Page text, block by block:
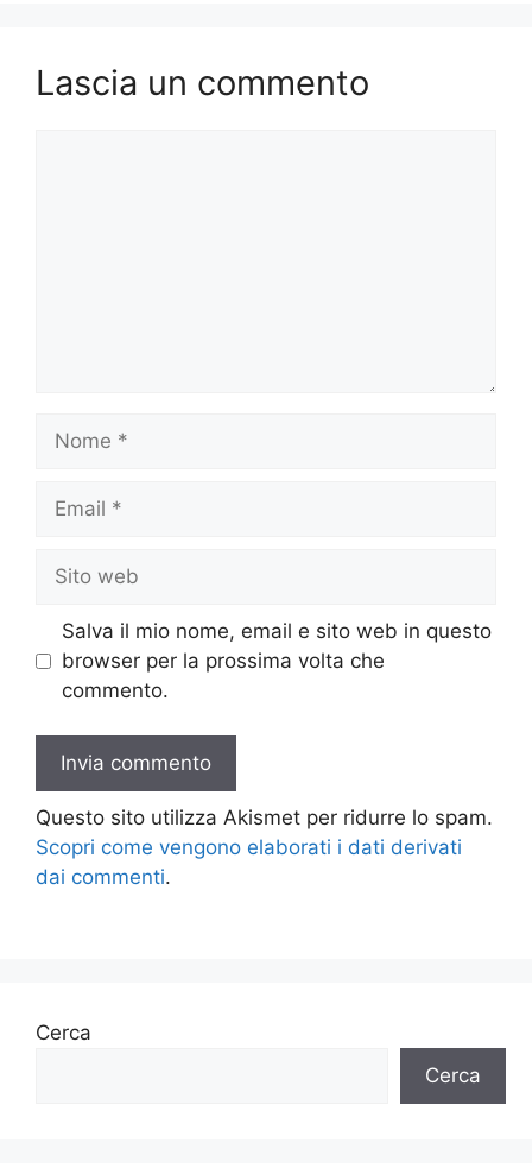
Lascia un commento
web
Salva il mio nome, email e sito web in questo
browser per la prossima volta che
commento.
Questo sito utilizza Akismet per ridurre lo spam.
Scopri come vengono elaborati i dati derivati
dai commenti.
Cerca
Cerca